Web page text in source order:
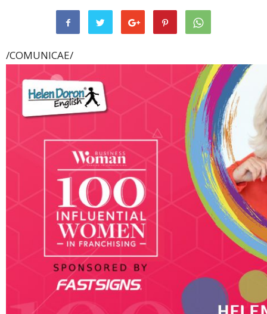
/COMUNICAE/